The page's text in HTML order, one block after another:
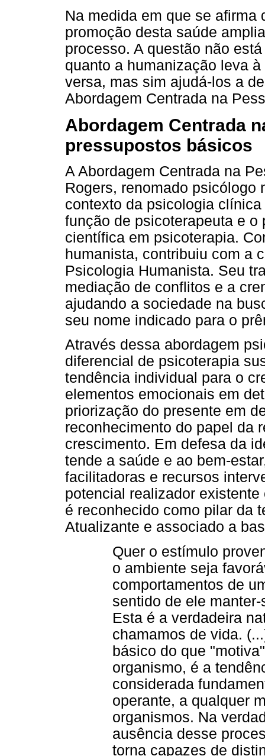
Na medida em que se afirma
promoção desta saúde
processo. A questão não
quanto a humanização leva
versa, mas sim ajudá-los a
Abordagem Centrada na
Abordagem Centrada
pressupostos básicos
A Abordagem Centrada na
Rogers, renomado psicólogo
contexto da psicologia
função de psicoterapeuta e
científica em psicoterapia.
humanista, contribuiu com a
Psicologia Humanista. Seu
mediação de conflitos e a
ajudando a sociedade na
seu nome indicado para o
Através dessa abordagem
diferencial de psicoterapia
tendência individual para o
elementos emocionais em
priorização do presente em
reconhecimento do papel da
crescimento. Em defesa da
tende a saúde e ao bem-
facilitadoras e recursos
potencial realizador
é reconhecido como pilar da
Atualizante e associado a
Quer o estímulo
o ambiente seja
comportamentos de
sentido de ele
Esta é a verdadeira
chamamos de vida.
básico do que
organismo, é a
considerada
operante, a qualquer
organismos. Na
ausência desse
torna capazes de